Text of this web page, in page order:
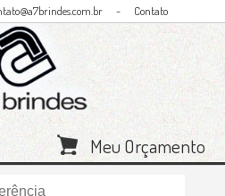
- Contato
Meu Orçamento